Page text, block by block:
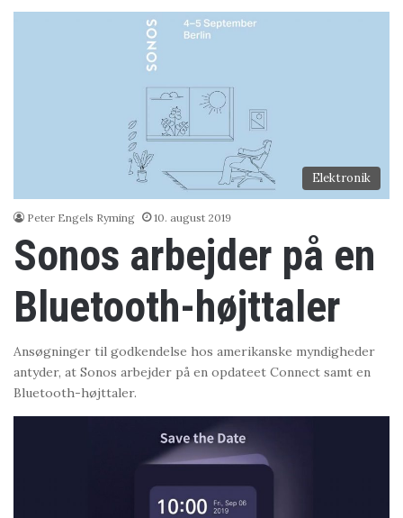
Elektronik
Peter Engels Ryming 10. august 2019
Sonos arbejder på en
Bluetooth-højttaler
Ansøgninger til godkendelse hos amerikanske myndigheder
antyder, at Sonos arbejder på en opdateet Connect samt en
Bluetooth-højttaler.